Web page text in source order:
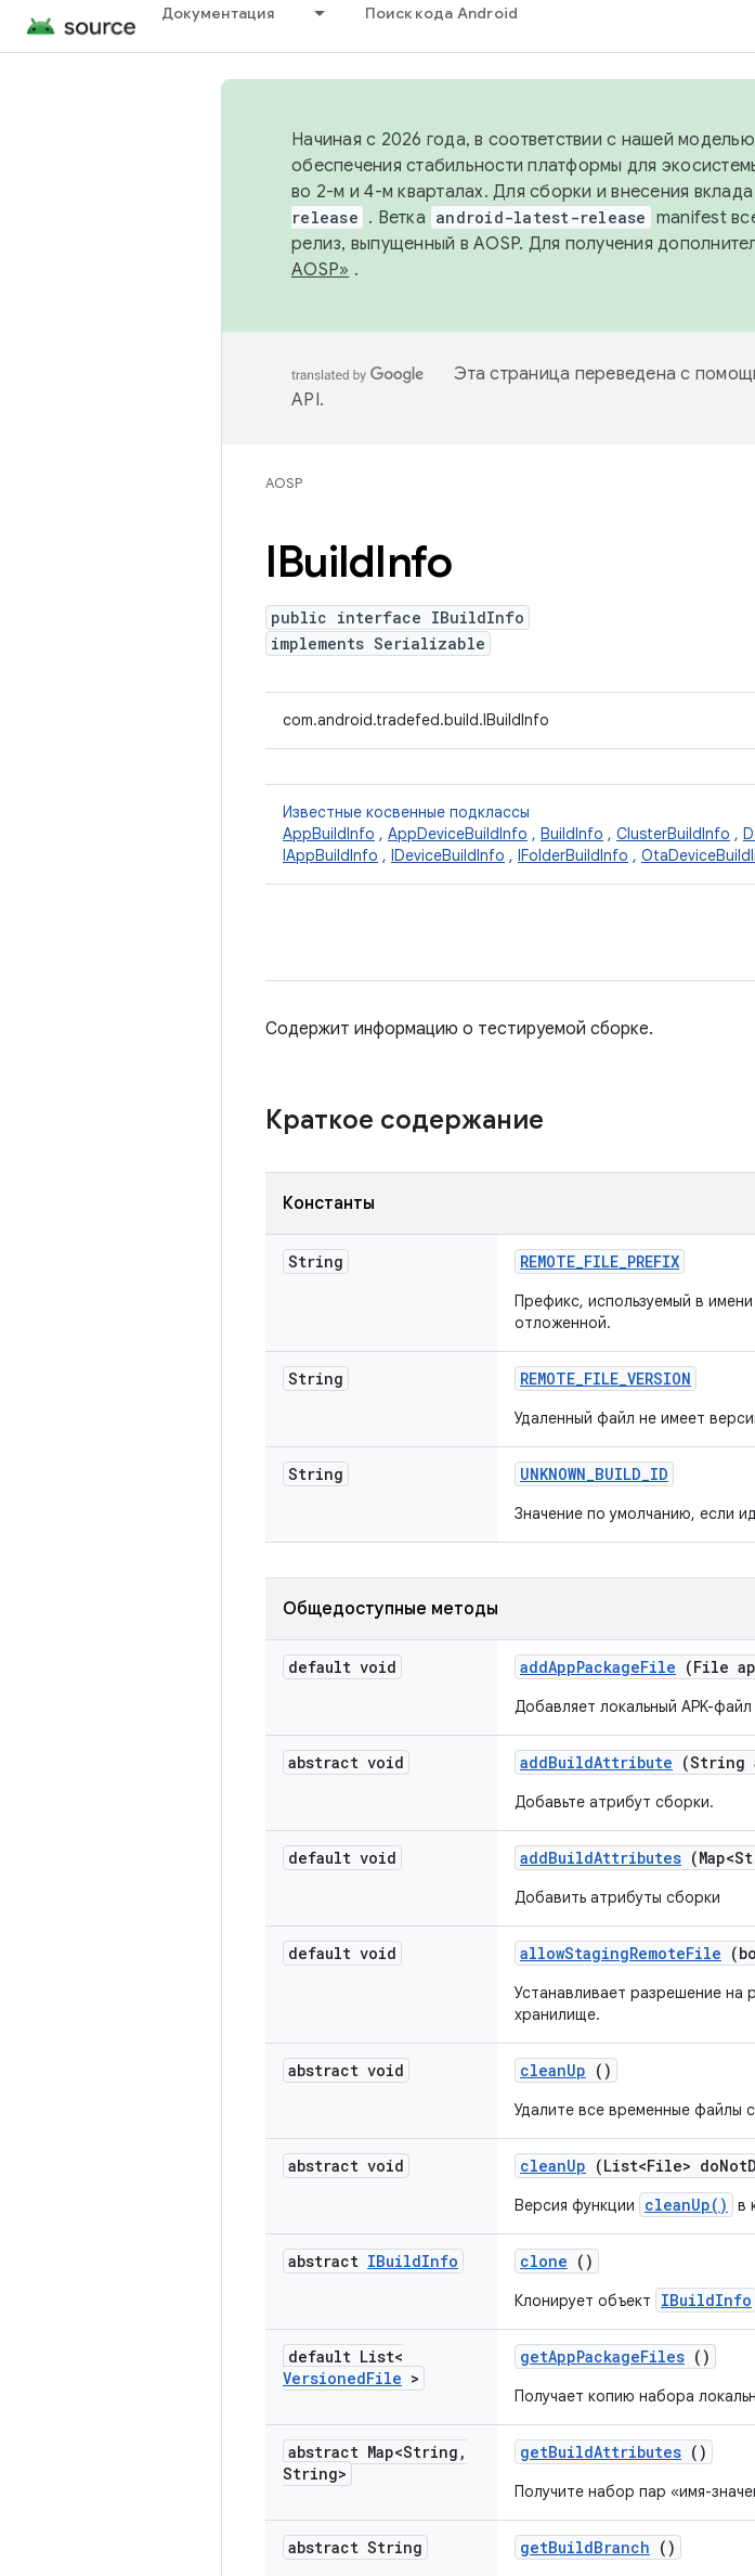
Документация Поиск кода Android
Начиная с 2026 года, в соответствии с нашей
обеспечения стабильности платформы для
во 2-м и 4-м кварталах. Для сборки и внесения вклада
release . Ветка android-latest-release manifest
релиз, выпущенный в AOSP. Для получения
AOSP» .
Эта страница переведена с
API.
AOSP
IBuildInfo
public interface IBuildInfo
implements Serializable
com.android.tradefed.build.IBuildInfo
Известные косвенные подклассы
AppBuildInfo , AppDeviceBuildInfo , BuildInfo , ClusterBuildInfo ,
IAppBuildInfo , IDeviceBuildInfo , IFolderBuildInfo ,
Содержит информацию о тестируемой сборке.
Краткое содержание
Константы
String REMOTE_FILE_PREFIX
Префикс, используемый в
отложенной.
String REMOTE_FILE_VERSION
Удаленный файл не имеет
String UNKNOWN_BUILD_ID
Значение по умолчанию, если
Общедоступные методы
default void addAppPackageFile (File
Добавляет локальный APK-
abstract void addBuildAttribute (String
Добавьте атрибут сборки.
default void addBuildAttributes
Добавить атрибуты сборки
default void allowStagingRemoteFile
Устанавливает разрешение
хранилище.
abstract void cleanUp ()
Удалите все временные файлы
abstract void cleanUp (List<File> doNot
Версия функции cleanUp() в
abstract IBuildInfo clone ()
Клонирует объект IBuildInfo
default List<
VersionedFile >
getAppPackageFiles ()
Получает копию набора
abstract Map<String ,
String>
getBuildAttributes ()
Получите набор пар «имя-
abstract String getBuildBranch ()